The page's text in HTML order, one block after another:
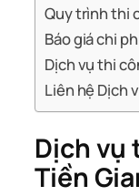
Quy trình thi
Báo giá chi
Dịch vụ thi
Liên hệ Dịch
Dịch vụ
Tiền